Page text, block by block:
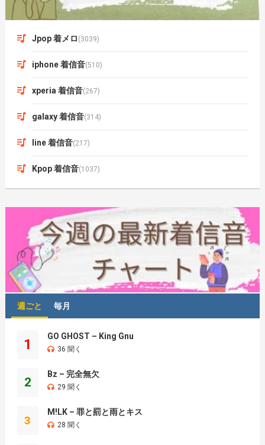
Jpop 着メロ (3039)
iphone 着信音(510)
xperia 着信音(267)
galaxy 着信音(314)
line 着信音(217)
Kpop 着信音(1037)
週ごと 毎月
1
GO GHOST – King Gnu
36 聞く
2
Bz – 完全無欠
29 聞く
3
M!LK – 罪と罰と雨とキス
28 聞く